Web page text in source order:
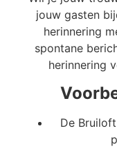
jouw gasten
herinnering
spontane
herinnering
De